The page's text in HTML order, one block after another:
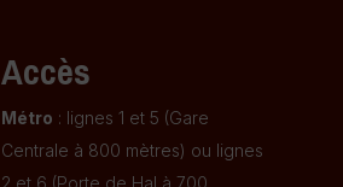
Accès
Métro : lignes 1 et 5 (Gare
Centrale à 800 mètres) ou lignes